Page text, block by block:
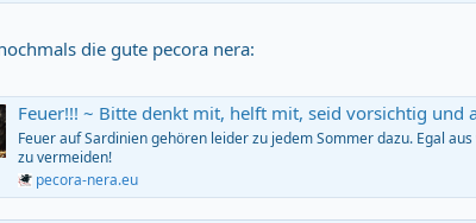
die gute pecora nera:
Feuer!!! ~ Bitte denkt mit, helft mit, seid vorsichtig und aufmerksam! — pecora nera ~
Feuer auf Sardinien gehören leider zu jedem Sommer dazu. Egal
zu vermeiden!
pecora-nera.eu